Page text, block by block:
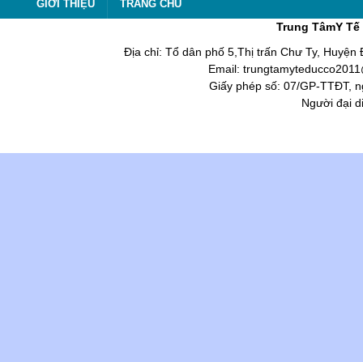
GIỚI THIỆU TRANG CHỦ
Trung TâmY
Địa chỉ: Tổ dân phố 5,Thị trấn Chư Ty,
Email:
Giấy phép số: 07/GP-TTĐT,
Người đại